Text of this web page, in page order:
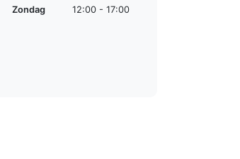
Zondag
12:00 - 17:00